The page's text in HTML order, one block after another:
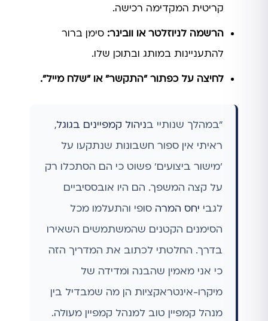
קריטית המקדימה רכישה.
הרשמה לניוזלטר או וובינר: סימן ברור
להתעניינות במותג ובתוכן שלו.
לחיצה על כפתור "התקשר" או "שלח מייל".
"במהלך שנותיי בניהול קמפיינים בגוגל,
ראיתי אין ספור חשבונות שנתקעו על
'מישור ביצועים' פשוט כי הם הסתכלו רק
על קצה המשפך. הם היו אובססיביים
לגבי יחס המרה סופי והתעלמו מכל
הסימנים הקטנים שהמשתמשים השאירו
בדרך. החלטתי לכתוב את המדריך הזה
כי אני מאמין שהבנה ומדידה של
מיקרו-אינטראקציות הן מה שמבדיל בין
מנהל קמפיין טוב למנהל קמפיין מעולה.